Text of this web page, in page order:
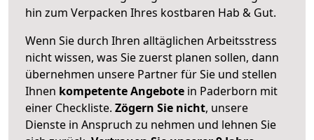
hin zum Verpacken Ihres kostbaren Hab & Gut.
Wenn Sie durch Ihren alltäglichen Arbeitsstress
nicht wissen, was Sie zuerst planen sollen, dann
übernehmen unsere Partner für Sie und stellen
Ihnen kompetente Angebote in Paderborn mit
einer Checkliste. Zögern Sie nicht, unsere
Dienste in Anspruch zu nehmen und lehnen Sie